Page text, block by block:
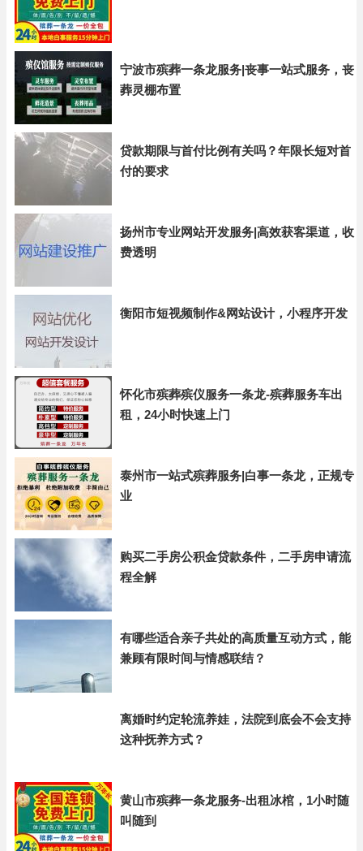
宁波市殡葬一条龙服务|丧事一站式服务，丧
葬灵棚布置
贷款期限与首付比例有关吗？年限长短对首
付的要求
扬州市专业网站开发服务|高效获客渠道，收
费透明
衡阳市短视频制作&网站设计，小程序开发
怀化市殡葬殡仪服务一条龙-殡葬服务车出
租，24小时快速上门
泰州市一站式殡葬服务|白事一条龙，正规专
业
购买二手房公积金贷款条件，二手房申请流
程全解
有哪些适合亲子共处的高质量互动方式，能
兼顾有限时间与情感联结？
离婚时约定轮流养娃，法院到底会不会支持
这种抚养方式？
黄山市殡葬一条龙服务-出租冰棺，1小时随
叫随到